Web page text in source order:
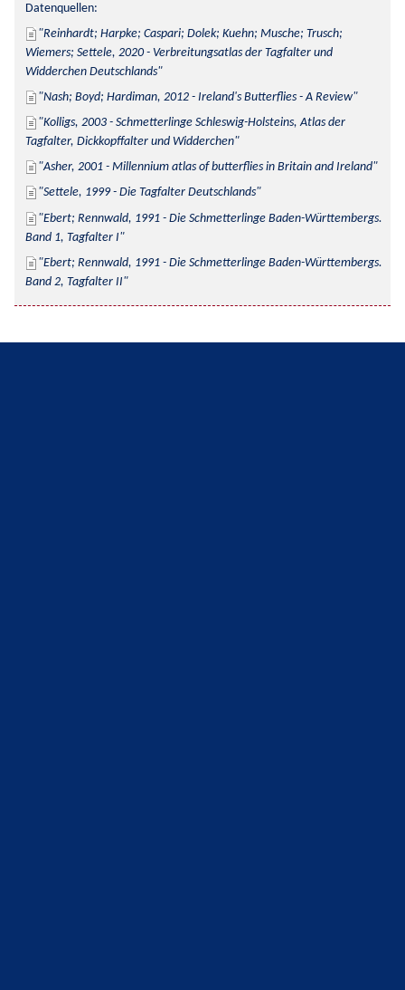
Datenquellen:
Reinhardt; Harpke; Caspari; Dolek; Kuehn; Musche; Trusch;
Wiemers; Settele, 2020 - Verbreitungsatlas der Tagfalter und
Widderchen Deutschlands
Nash; Boyd; Hardiman, 2012 - Ireland's Butterflies - A Review
Kolligs, 2003 - Schmetterlinge Schleswig-Holsteins, Atlas der
Tagfalter, Dickkopffalter und Widderchen
Asher, 2001 - Millennium atlas of butterflies in Britain and Ireland
Settele, 1999 - Die Tagfalter Deutschlands
Ebert; Rennwald, 1991 - Die Schmetterlinge Baden-Württembergs.
Band 1, Tagfalter I
Ebert; Rennwald, 1991 - Die Schmetterlinge Baden-Württembergs.
Band 2, Tagfalter II